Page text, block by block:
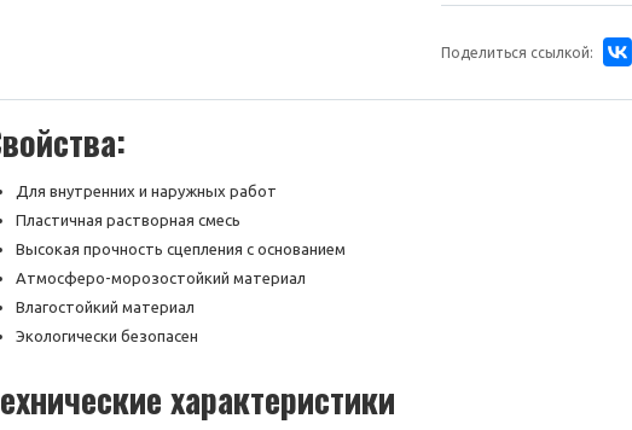
Поделиться ссылкой:
Для внутренних и наружных работ
Пластичная растворная смесь
Высокая прочность сцепления с основанием
Атмосферо-морозостойкий материал
Влагостойкий материал
Экологически безопасен
характеристики